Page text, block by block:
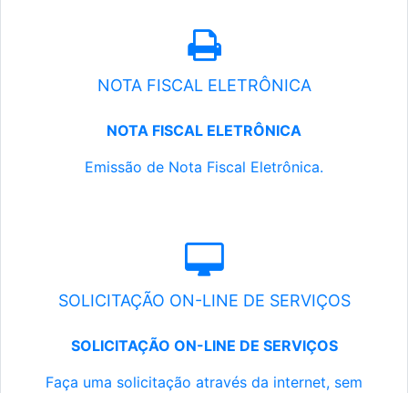
NOTA FISCAL ELETRÔNICA
NOTA FISCAL ELETRÔNICA
Emissão de Nota Fiscal Eletrônica.
SOLICITAÇÃO ON-LINE DE SERVIÇOS
SOLICITAÇÃO ON-LINE DE SERVIÇOS
Faça uma solicitação através da internet, sem